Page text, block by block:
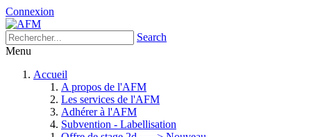
Connexion
Search
Menu
Accueil
A propos de l'AFM
Les services de l'AFM
Adhérer à l'AFM
Subvention - Labellisation